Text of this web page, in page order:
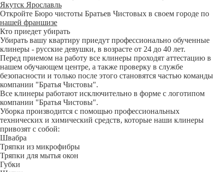
Якутск Ярославль
Откройте Бюро чистоты Братьев Чистовых в своем городе по
нашей франшизе
Кто приедет убирать
Убирать вашу квартиру приедут профессионально обученные
клинеры - русские девушки, в возрасте от 24 до 40 лет.
Перед приемом на работу все клинеры проходят аттестацию в
нашем обучающем центре, а также проверку в службе
безопасности и только после этого становятся частью команды
компании "Братья Чистовы".
Все клинеры работают исключительно в форме с логотипом
компании "Братья Чистовы".
Уборка производится с помощью профессиональных
технических и химический средств, которые наши клинеры
привозят с собой:
Швабра
Тряпки из микрофибры
Тряпки для мытья окон
Губки